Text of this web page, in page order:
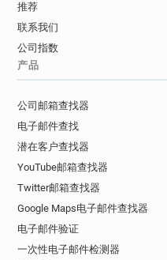
推荐
联系我们
公司指数
产品
公司邮箱查找器
电子邮件查找
潜在客户查找器
YouTube邮箱查找器
Twitter邮箱查找器
Google Maps电子邮件查找器
电子邮件验证
一次性电子邮件检测器